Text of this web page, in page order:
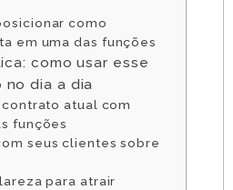
como
em uma das funções
como usar esse
no dia a dia
contrato atual com
funções
seus clientes sobre
para atrair